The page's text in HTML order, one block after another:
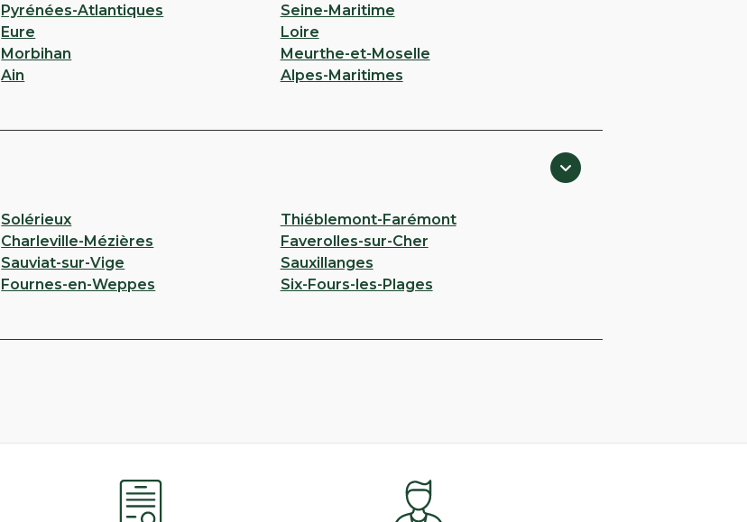
Pyrénées-Atlantiques
Seine-Maritime
Eure
Loire
Morbihan
Meurthe-et-Moselle
Ain Alpes-Maritimes
Solérieux
Thiéblemont-Farémont
Charleville-Mézières
Faverolles-sur-Cher
Sauviat-sur-Vige
Sauxillanges
Fournes-en-Weppes Six-Fours-les-Plages